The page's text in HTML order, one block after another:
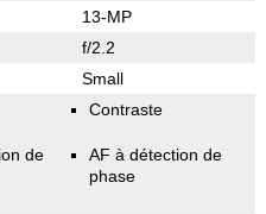
13-MP
f/2.2
Small
de
Contraste
AF à détection de
phase